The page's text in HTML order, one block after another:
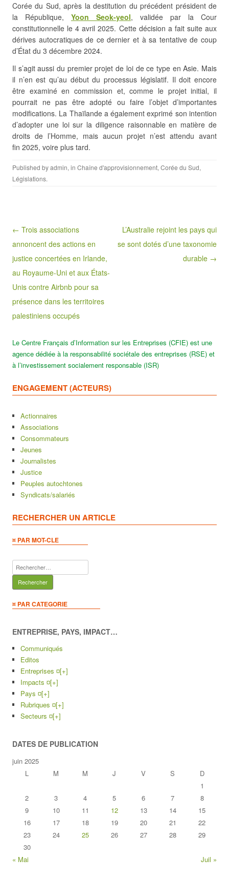
Corée du Sud, après la destitution du précédent président de
la République, Yoon Seok-yeol, validée par la Cour
constitutionnelle le 4 avril 2025. Cette décision a fait suite aux
dérives autocratiques de ce dernier et à sa tentative de coup
d’État du 3 décembre 2024.
Il s’agit aussi du premier projet de loi de ce type en Asie. Mais
il n’en est qu’au début du processus législatif. Il doit encore
être examiné en commission et, comme le projet initial, il
pourrait ne pas être adopté ou faire l’objet d’importantes
modifications. La Thaïlande a également exprimé son intention
d’adopter une loi sur la diligence raisonnable en matière de
droits de l’Homme, mais aucun projet n’est attendu avant
fin 2025, voire plus tard.
Published byadmin, in Chaîne d'approvisionnement, Corée du Sud,
Législations.
Post navigation
← Trois associations
annoncent des actions en
justice concertées en Irlande,
au Royaume-Uni et aux États-
Unis contre Airbnb pour sa
présence dans les territoires
palestiniens occupés
L’Australie rejoint les pays qui
se sont dotés d’une taxonomie
durable →
Le Centre Français d’Information sur les Entreprises (CFIE) est une
agence dédiée à la responsabilité sociétale des entreprises (RSE) et
à l’investissement socialement responsable (ISR)
ENGAGEMENT (ACTEURS)
Actionnaires
Associations
Consommateurs
Jeunes
Journalistes
Justice
Peuples autochtones
Syndicats/salariés
RECHERCHER UN ARTICLE
¤ PAR MOT-CLE
Rechercher :
¤ PAR CATEGORIE
ENTREPRISE, PAYS, IMPACT…
Communiqués
Editos
Entreprises ¤[+]
Impacts ¤[+]
Pays ¤[+]
Rubriques ¤[+]
Secteurs ¤[+]
DATES DE PUBLICATION
juin 2025
L
M M J V S
D
1
2
3 4 5 6 7
8
9
10 11 12 13 14
15
16
17 18 19 20 21
22
23
24 25 26 27 28
29
30
« Mai
Juil »